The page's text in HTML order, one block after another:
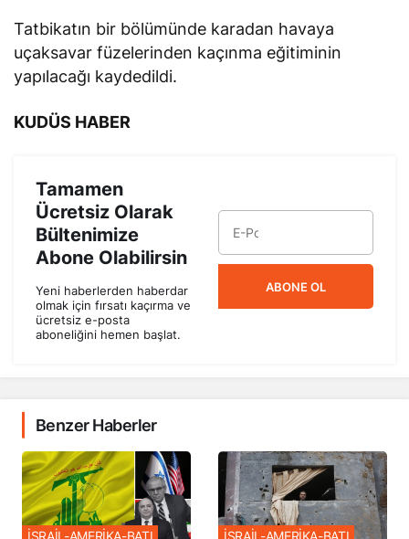
Tatbikatın bir bölümünde karadan havaya
uçaksavar füzelerinden kaçınma eğitiminin
yapılacağı kaydedildi.
KUDÜS HABER
Tamamen
Ücretsiz Olarak
Bültenimize
Abone Olabilirsin
Yeni haberlerden haberdar
olmak için fırsatı kaçırma ve
ücretsiz e-posta
aboneliğini hemen başlat.
ABONE OL
Benzer Haberler
İSRAİL-AMERİKA-BATI İSRAİL-AMERİKA-BATI